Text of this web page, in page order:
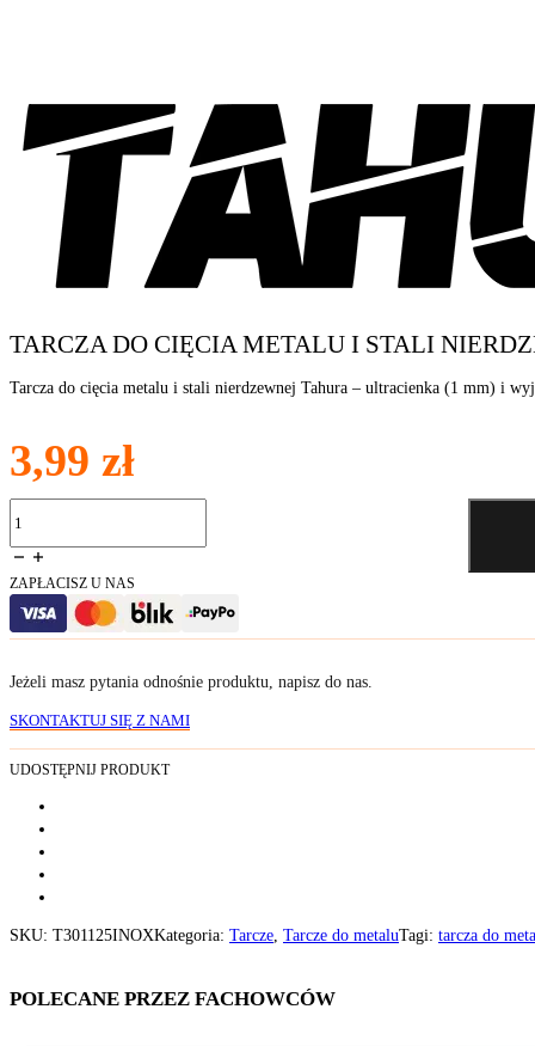
TARCZA DO CIĘCIA METALU I STALI
Tarcza do cięcia metalu i stali nierdzewnej Tahura – ultracienka (1 mm) i
3,99 zł
Tarcza
do
metalu
stali
125x1,0
ZAPŁACISZ U NAS
Jeżeli masz pytania odnośnie produktu, napisz do nas.
SKONTAKTUJ SIĘ Z NAMI
UDOSTĘPNIJ PRODUKT
SKU: T301125INOXKategoria: Tarcze Tarcze do metaluTagi: tarcza do
POLECANE PRZEZ FACHOWCÓW